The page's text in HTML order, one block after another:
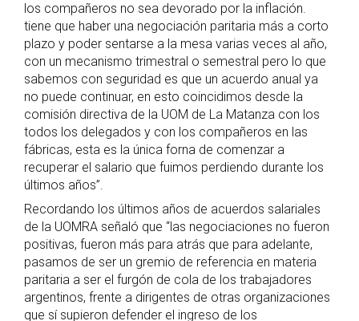
los compañeros no sea devorado por la inflación.
tiene que haber una negociación paritaria más a corto
plazo y poder sentarse a la mesa varias veces al año,
con un mecanismo trimestral o semestral pero lo que
sabemos con seguridad es que un acuerdo anual ya
no puede continuar, en esto coincidimos desde la
comisión directiva de la UOM de La Matanza con los
todos los delegados y con los compañeros en las
fábricas, esta es la única forna de comenzar a
recuperar el salario que fuimos perdiendo durante los
últimos años”.
Recordando los últimos años de acuerdos salariales
de la UOMRA señaló que “las negociaciones no fueron
positivas, fueron más para atrás que para adelante,
pasamos de ser un gremio de referencia en materia
paritaria a ser el furgón de cola de los trabajadores
argentinos, frente a dirigentes de otras organizaciones
que sí supieron defender el ingreso de los